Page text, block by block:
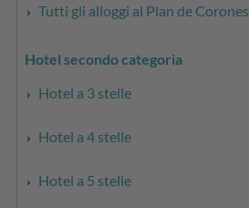
Tutti gli alloggi al Plan de Corones
Hotel secondo categoria
Hotel a 3 stelle
Hotel a 4 stelle
Hotel a 5 stelle